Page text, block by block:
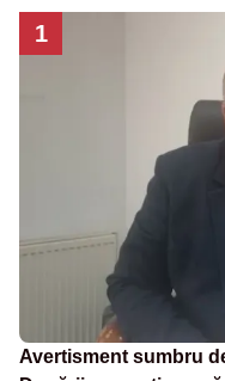
1
Avertisment sumbru